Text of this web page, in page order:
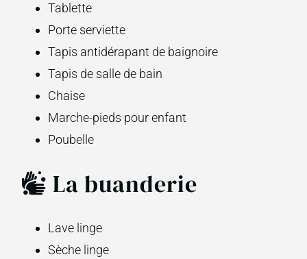
Tablette
Porte serviette
Tapis antidérapant de baignoire
Tapis de salle de bain
Chaise
Marche-pieds pour enfant
Poubelle
La buanderie
Lave linge
Sèche linge